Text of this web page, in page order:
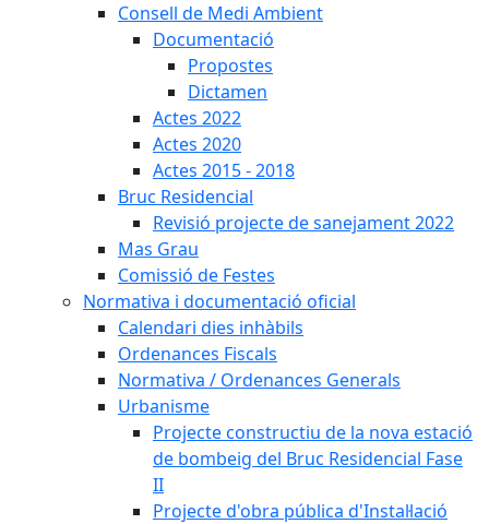
Consell de Medi Ambient
Documentació
Propostes
Dictamen
Actes 2022
Actes 2020
Actes 2015 - 2018
Bruc Residencial
Revisió projecte de sanejament 2022
Mas Grau
Comissió de Festes
Normativa i documentació oficial
Calendari dies inhàbils
Ordenances Fiscals
Normativa / Ordenances Generals
Urbanisme
Projecte constructiu de la nova estació
de bombeig del Bruc Residencial Fase
II
Projecte d'obra pública d'Instal·lació